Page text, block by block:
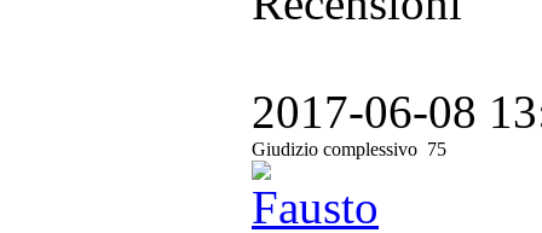
2017-06-08
Giudizio complessivo 75